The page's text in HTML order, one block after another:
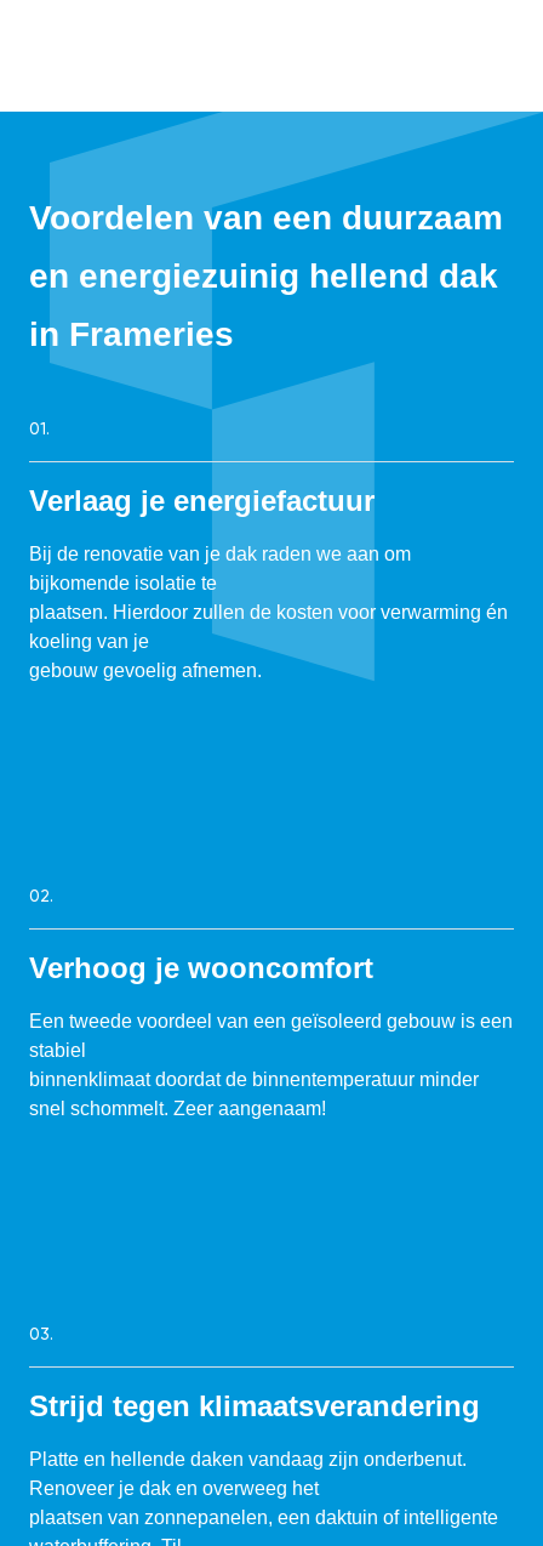
Voordelen van een duurzaam
en energiezuinig hellend dak
in Frameries
01.
Verlaag je energiefactuur
Bij de renovatie van je dak raden we aan om
bijkomende isolatie te
plaatsen. Hierdoor zullen de kosten voor verwarming én
koeling van je
gebouw gevoelig afnemen.
02.
Verhoog je wooncomfort
Een tweede voordeel van een geïsoleerd gebouw is een
stabiel
binnenklimaat doordat de binnentemperatuur minder
snel schommelt. Zeer aangenaam!
03.
Strijd tegen klimaatsverandering
Platte en hellende daken vandaag zijn onderbenut.
Renoveer je dak en overweeg het
plaatsen van zonnepanelen, een daktuin of intelligente